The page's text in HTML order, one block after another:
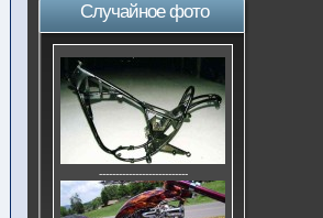
Случайное фото
---------------------------